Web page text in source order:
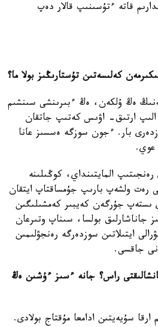
قاتە ءتۇسىنىپ قالار دەپ
كەلىسەتىن تۇستارىڭىز بولا ما؟
ەڭ ۇلكەن، ەڭ ءبىرىنشى سىنشىم
ارتىق- اۋىس كەتىپ جاتقان
بار. ءجون سوزگە ەسسىز عانا
عوي.
المايتىنداي، كوڭىلىنە
ولشەپ بارىپ جۇمساقتاپ ايتقان
ىستەپ جۇرگەن كەيبىر كەمشىلىگىن
جاناشارلىق بولسا، سىناپ وتىرعان
ايتىلاتىن سوزدەرگە رەنجۋلىمىن
جاقسى.
راس؟ جانە ءسىز ءۇشىن ەڭ
سۇيەيتىن ادامعا مۇقتاج بولادى.